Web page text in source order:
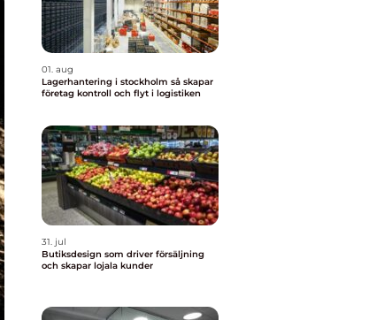
01. aug
Lagerhantering i stockholm så skapar
företag kontroll och flyt i logistiken
31. jul
Butiksdesign som driver försäljning
och skapar lojala kunder